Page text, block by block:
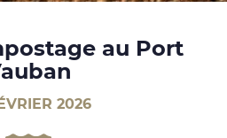
au Port
2026